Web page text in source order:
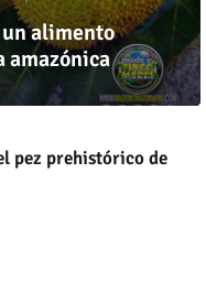
alimento
amazónica
pez prehistórico de